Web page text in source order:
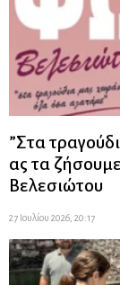
”Στα
ας τα
Βελεσιώτου
27 Ιουλίου 2026, 20:17